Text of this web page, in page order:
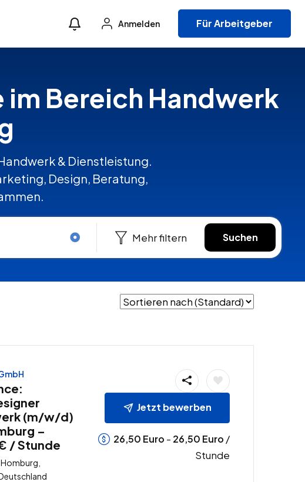
Anmelden Für Arbeitgeber
im Bereich Handwerk
& Dienstleistung.
Design, Beratung,
Mehr filtern Suchen
(m/w/d)
–
/ Stunde
Jetzt bewerben
26,50 Euro - 26,50 Euro /
Stunde